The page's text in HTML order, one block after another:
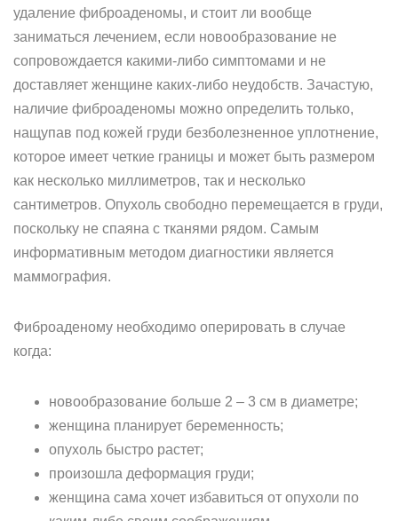
удаление фиброаденомы, и стоит ли вообще
заниматься лечением, если новообразование не
сопровождается какими-либо симптомами и не
доставляет женщине каких-либо неудобств. Зачастую,
наличие фиброаденомы можно определить только,
нащупав под кожей груди безболезненное уплотнение,
которое имеет четкие границы и может быть размером
как несколько миллиметров, так и несколько
сантиметров. Опухоль свободно перемещается в груди,
поскольку не спаяна с тканями рядом. Самым
информативным методом диагностики является
маммография.
Фиброаденому необходимо оперировать в случае
когда:
новообразование больше 2 – 3 см в диаметре;
женщина планирует беременность;
опухоль быстро растет;
произошла деформация груди;
женщина сама хочет избавиться от опухоли по